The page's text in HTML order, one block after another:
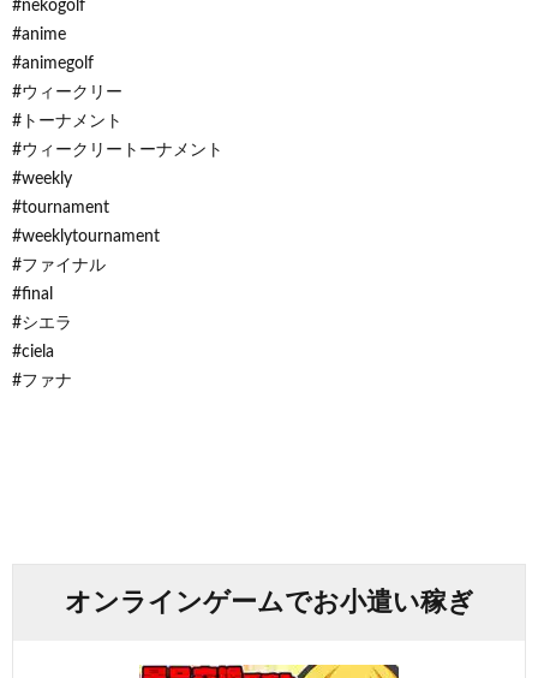
#nekogolf
#anime
#animegolf
#ウィークリー
#トーナメント
#ウィークリートーナメント
#weekly
#tournament
#weeklytournament
#ファイナル
#final
#シエラ
#ciela
#ファナ
オンラインゲームでお小遣い稼ぎ